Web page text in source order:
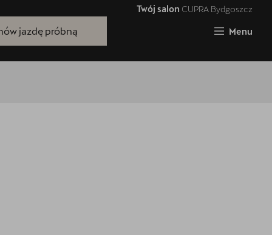
Twój salon CUPRA Bydgoszcz
jazdę próbną Menu
Zamknij